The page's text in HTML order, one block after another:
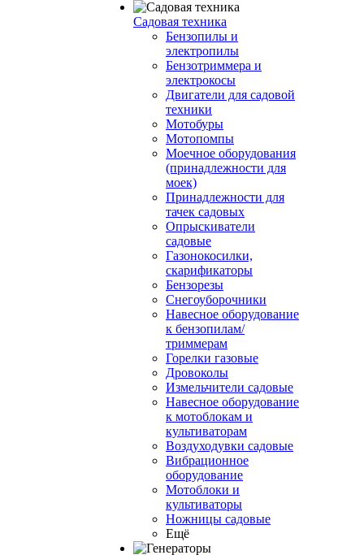
Садовая техника
Бензопилы и
электропилы
Бензотриммера и
электрокосы
Двигатели для садовой
техники
Мотобуры
Мотопомпы
Моечное оборудования
(принадлежности для
моек)
Принадлежности для
тачек садовых
Опрыскиватели
садовые
Газонокосилки,
скарификаторы
Бензорезы
Снегоуборочники
Навесное оборудование
к бензопилам/
триммерам
Горелки газовые
Дровоколы
Измельчители садовые
Навесное оборудование
к мотоблокам и
культиваторам
Воздуходувки садовые
Вибрационное
оборудование
Мотоблоки и
культиваторы
Ножницы садовые
Ещё